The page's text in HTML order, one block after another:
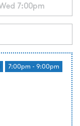
7:00pm - 9:00pm